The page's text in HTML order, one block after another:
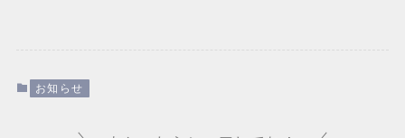
お知らせ